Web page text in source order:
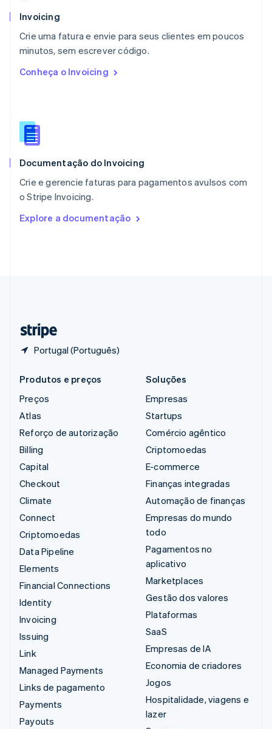
Invoicing
Crie uma fatura e envie para seus clientes em poucos
minutos, sem escrever código.
Conheça o Invoicing
Documentação do Invoicing
Crie e gerencie faturas para pagamentos avulsos com
o Stripe Invoicing.
Explore a documentação
Portugal (Português)
Noruega
English
Nova Zelândia
English
NederlandsEnglish
Português
RAE de Hong Kong, China
Reino Unido
República Tcheca
English
English
Produtos e preços
Preços
Atlas
Reforço de autorização
Billing
Capital
Checkout
Climate
Connect
Criptomoedas
Data Pipeline
Elements
Financial Connections
Identity
Invoicing
Issuing
Link
Managed Payments
Links de pagamento
Payments
Payouts
Soluções
Empresas
Startups
Comércio agêntico
Criptomoedas
E-commerce
Finanças integradas
Automação de finanças
Empresas do mundo
todo
Pagamentos no
aplicativo
Marketplaces
Gestão dos valores
Plataformas
SaaS
Empresas de IA
Economia de criadores
Jogos
Hospitalidade, viagens e
lazer